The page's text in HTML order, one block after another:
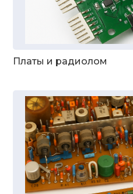
Платы и радиолом